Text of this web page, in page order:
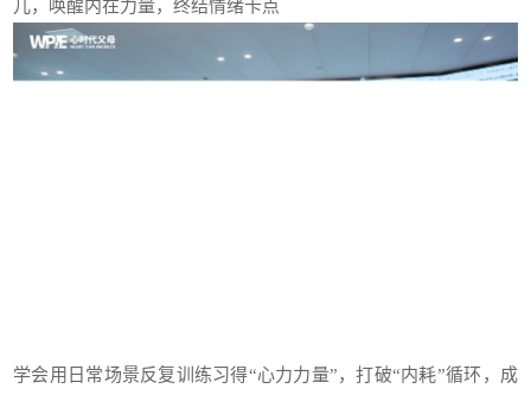
儿，唤醒内在力量，终结情绪卡点
学会用日常场景反复训练习得“心力力量”，打破“内耗”循环，成